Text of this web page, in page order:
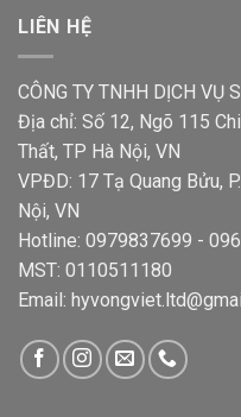
LIÊN HỆ
CÔNG TY TNHH DỊCH VỤ
Địa chỉ: Số 12, Ngõ 115 Chi
Thất, TP Hà Nội, VN
VPĐD: 17 Tạ Quang Bửu,
Nội, VN
Hotline: 0979837699 -
MST: 0110511180
Email: